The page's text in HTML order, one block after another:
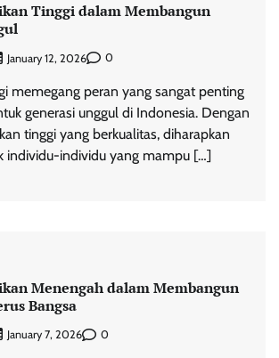
Tinggi dalam Membangun
January 12, 2026 0
memegang peran yang sangat penting
generasi unggul di Indonesia. Dengan
tinggi yang berkualitas, diharapkan
individu-individu yang mampu […]
Menengah dalam Membangun
Bangsa
January 7, 2026 0